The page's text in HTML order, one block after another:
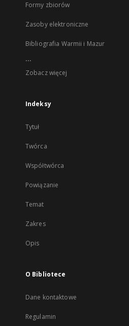
Formy zbiorów
Zasoby elektroniczne
Bibliografia Warmii i Mazur
...
Zobacz więcej
Indeksy
Tytuł
Twórca
Współtwórca
Powiązanie
Temat
Zakres
Opis
O Bibliotece
Dane kontaktowe
Regulamin